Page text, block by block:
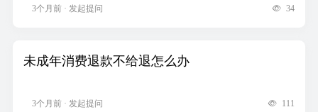
3个月前 · 发起提问 34
未成年消费退款不给退怎么办
3个月前 · 发起提问 111